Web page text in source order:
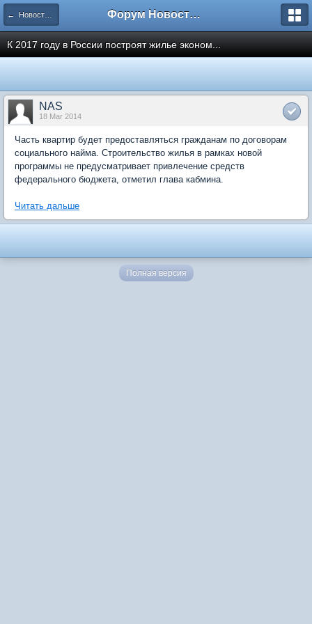
← Новости рынка недвижимости Форум Новостройки
К 2017 году в России построят жилье эконом...
NAS
18 Mar 2014
Часть квартир будет предоставляться гражданам по договорам
социального найма. Строительство жилья в рамках новой
программы не предусматривает привлечение средств
федерального бюджета, отметил глава кабмина.
Читать дальше
Полная версия